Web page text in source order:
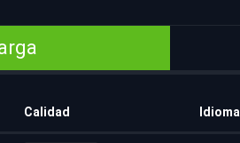
Calidad Idioma